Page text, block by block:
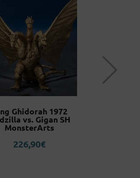
Ghidorah 1972
vs. Gigan SH
MonsterArts
226,90€